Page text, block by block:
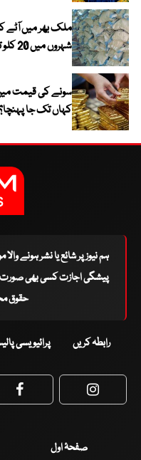
ملک بھر میں آٹے
شہروں میں 20 کلو تھیلا 100 روپے تک مہنگا
سونے کی قیمت
کہاں تک جا
ہم نیوز پر شائع یا نشر ہونے
پیشگی اجازت کسی بھی صورت
حقوق
رابطہ کریں پرائیویسی
Facebook
صفحۂ اول